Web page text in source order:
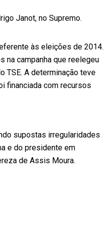
Janot, no Supremo.
às eleições de 2014.
na campanha que reelegeu
TSE. A determinação teve
financiada com recursos
supostas irregularidades
e do presidente em
de Assis Moura.